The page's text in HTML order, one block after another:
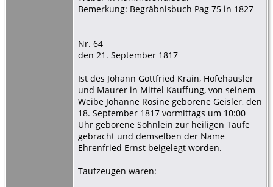
Bemerkung: Begräbnisbuch Pag 75 in 1827
Nr. 64
den 21. September 1817
Ist des Johann Gottfried Krain, Hofehäusler
und Maurer in Mittel Kauffung, von seinem
Weibe Johanne Rosine geborene Geisler, den
18. September 1817 vormittags um 10:00
Uhr geborene Söhnlein zur heiligen Taufe
gebracht und demselben der Name
Ehrenfried Ernst beigelegt worden.
Taufzeugen waren: